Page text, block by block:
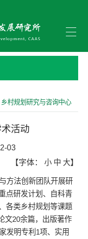
乡村规划研究与咨询中心
活动
03
【字体： 小 中 大】
法创新团队开展研
点研发计划、自科青
各类乡村规划等课题
文20余篇，出版著作
发明专利1项、实用